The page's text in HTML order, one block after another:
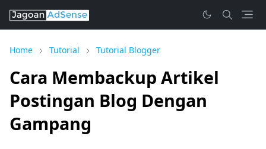
Home Tutorial Tutorial Blogger
Cara Membackup Artikel
Postingan Blog Dengan
Gampang